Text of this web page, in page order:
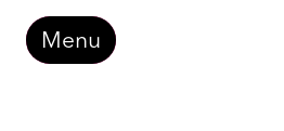
Doorgaan
naarMenu